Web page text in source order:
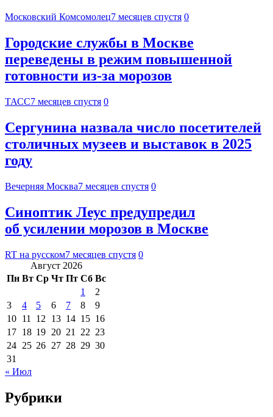
Московский Комсомолец7 месяцев спустя 0
Городские службы в Москве
переведены в режим повышенной
готовности из-за морозов
ТАСС7 месяцев спустя 0
Сергунина назвала число посетителей
столичных музеев и выставок в 2025
году
Вечерняя Москва7 месяцев спустя 0
Синоптик Леус предупредил
об усилении морозов в Москве
RT на русском7 месяцев спустя 0
Август 2026
Пн Вт Ср Чт Пт Сб Вс
1
2
3
4 5 6 7 8
9
10 11 12 13 14 15 16
17 18 19 20 21 22 23
24 25 26 27 28 29 30
31
« Июл
Рубрики